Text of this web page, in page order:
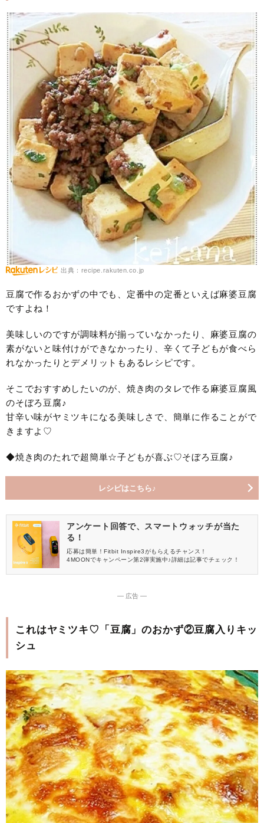
出典：recipe.rakuten.co.jp
豆腐で作るおかずの中でも、定番中の定番といえば麻婆豆腐
ですよね！
美味しいのですが調味料が揃っていなかったり、麻婆豆腐の
素がないと味付けができなかったり、辛くて子どもが食べら
れなかったりとデメリットもあるレシピです。
そこでおすすめしたいのが、焼き肉のタレで作る麻婆豆腐風
のそぼろ豆腐♪
甘辛い味がヤミツキになる美味しさで、簡単に作ることがで
きますよ♡
◆焼き肉のたれで超簡単☆子どもが喜ぶ♡そぼろ豆腐♪
レシピはこちら♪
アンケート回答で、スマートウォッチが当た
る！
応募は簡単！Fitbit Inspire3がもらえるチャンス！
4MOONでキャンペーン第2弾実施中♪詳細は記事でチェック！
― 広告 ―
これはヤミツキ♡「豆腐」のおかず②豆腐入りキッ
シュ